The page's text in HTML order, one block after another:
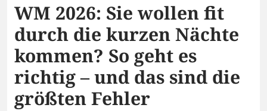
WM 2026: Sie wollen fit
durch die kurzen Nächte
kommen? So geht es
richtig – und das sind die
größten Fehler